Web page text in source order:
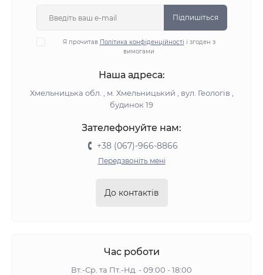
Підпишіться
Я прочитав Політика конфіденційності і згоден з
вимогами
Наша адреса:
Хмельницька обл. , м. Хмельницький , вул. Геологів ,
будинок 19
Зателефонуйте нам:
+38 (067)-966-8866
Передзвоніть мені
До контактів
Час роботи
Вт.-Ср. та Пт.-Нд. - 09:00 - 18:00